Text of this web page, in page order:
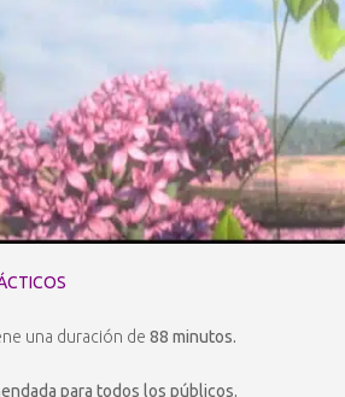
una duración de 88 minutos.
para todos los públicos.